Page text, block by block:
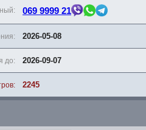
2026-05-08
до: 2026-09-07
069 9999 21
2245